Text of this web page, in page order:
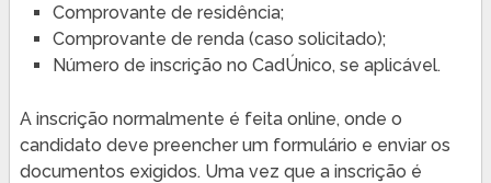
Comprovante de residência;
Comprovante de renda (caso solicitado);
Número de inscrição no CadÚnico, se aplicável.
A inscrição normalmente é feita online, onde o
candidato deve preencher um formulário e enviar os
documentos exigidos. Uma vez que a inscrição é